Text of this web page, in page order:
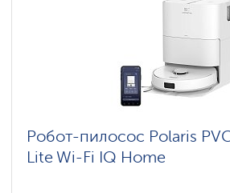
Робот-пилосос Polaris
Lite Wi-Fi IQ Home